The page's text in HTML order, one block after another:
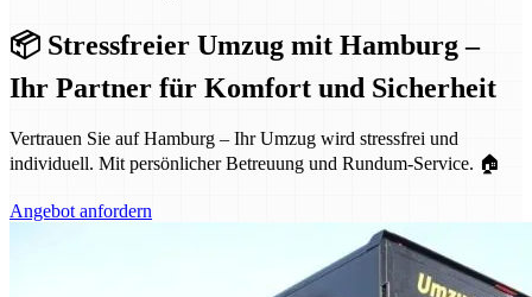
📦 Stressfreier Umzug mit Hamburg –
Ihr Partner für Komfort und Sicherheit
Vertrauen Sie auf Hamburg – Ihr Umzug wird stressfrei und
individuell. Mit persönlicher Betreuung und Rundum-Service. 🏠
Angebot anfordern